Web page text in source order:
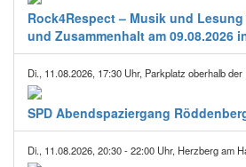
Rock4Respect – Musik und
und Zusammenhalt am 09.08.2026
Di., 11.08.2026, 17:30 Uhr, Parkplatz oberhalb
SPD Abendspaziergang
Di., 11.08.2026, 20:30 - 22:00 Uhr, Herzberg am